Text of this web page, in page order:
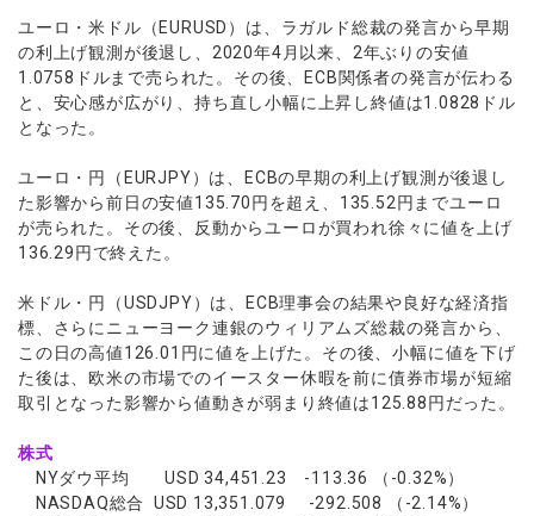
ユーロ・米ドル（EURUSD）は、ラガルド総裁の発言から早期
の利上げ観測が後退し、2020年4月以来、2年ぶりの安値
1.0758ドルまで売られた。その後、ECB関係者の発言が伝わる
と、安心感が広がり、持ち直し小幅に上昇し終値は1.0828ドル
となった。
ユーロ・円（EURJPY）は、ECBの早期の利上げ観測が後退し
た影響から前日の安値135.70円を超え、135.52円までユーロ
が売られた。その後、反動からユーロが買われ徐々に値を上げ
136.29円で終えた。
米ドル・円（USDJPY）は、ECB理事会の結果や良好な経済指
標、さらにニューヨーク連銀のウィリアムズ総裁の発言から、
この日の高値126.01円に値を上げた。その後、小幅に値を下げ
た後は、欧米の市場でのイースター休暇を前に債券市場が短縮
取引となった影響から値動きが弱まり終値は125.88円だった。
株式
NYダウ平均 USD 34,451.23 -113.36 （-0.32%）
NASDAQ総合 USD 13,351.079 -292.508 （-2.14%）